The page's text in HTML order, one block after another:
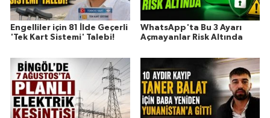
Engelliler için 81 İlde Geçerli
'Tek Kart Sistemi' Talebi!
WhatsApp'ta Bu 3 Ayarı
Açmayanlar Risk Altında